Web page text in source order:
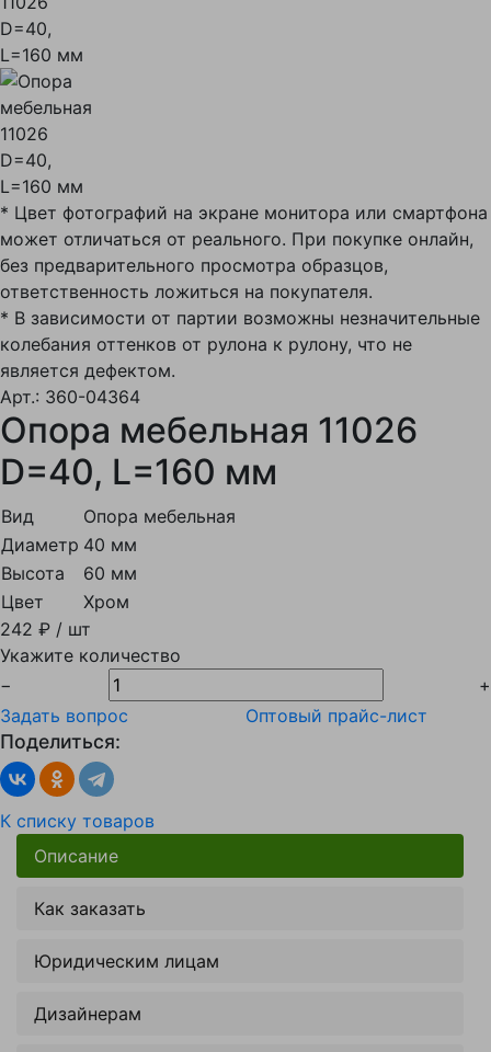
* Цвет фотографий на экране монитора или смартфона
может отличаться от реального. При покупке онлайн,
без предварительного просмотра образцов,
ответственность ложиться на покупателя.
* В зависимости от партии возможны незначительные
колебания оттенков от рулона к рулону, что не
является дефектом.
Арт.: 360-04364
Опора мебельная 11026
D=40, L=160 мм
Вид
Опора мебельная
Диаметр 40 мм
Высота
60 мм
Цвет
Хром
242 ₽ / шт
Укажите количество
−
+
Задать вопрос
Оптовый прайс-лист
Поделиться:
К списку товаров
Описание
Как заказать
Юридическим лицам
Дизайнерам